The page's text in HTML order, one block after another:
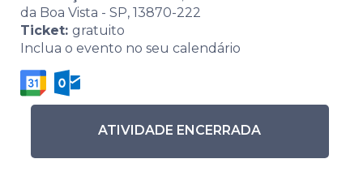
da Boa Vista - SP, 13870-222
Ticket: gratuito
Inclua o evento no seu calendário
ATIVIDADE ENCERRADA